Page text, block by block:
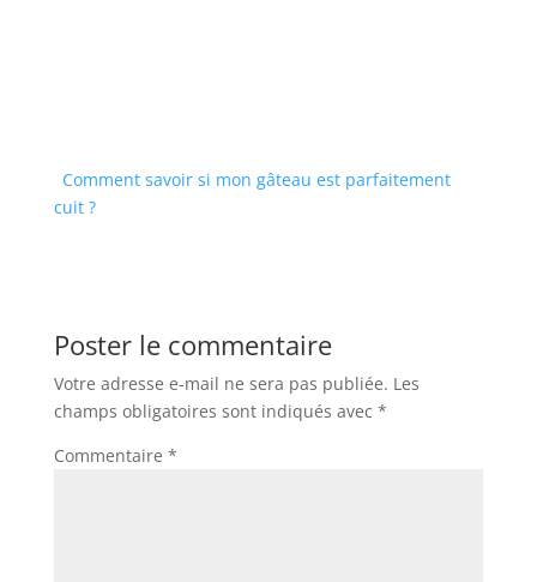
Comment savoir si mon gâteau est parfaitement
cuit ?
Poster le commentaire
Votre adresse e-mail ne sera pas publiée. Les
champs obligatoires sont indiqués avec *
Commentaire *